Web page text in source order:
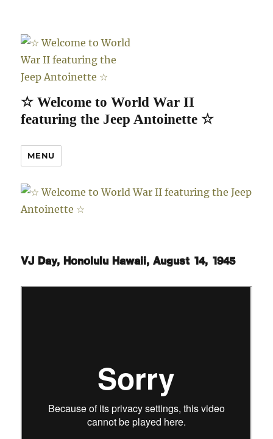
☆ Welcome to World War II
featuring the Jeep Antoinette ☆
MENU
VJ Day, Honolulu Hawaii, August 14, 1945